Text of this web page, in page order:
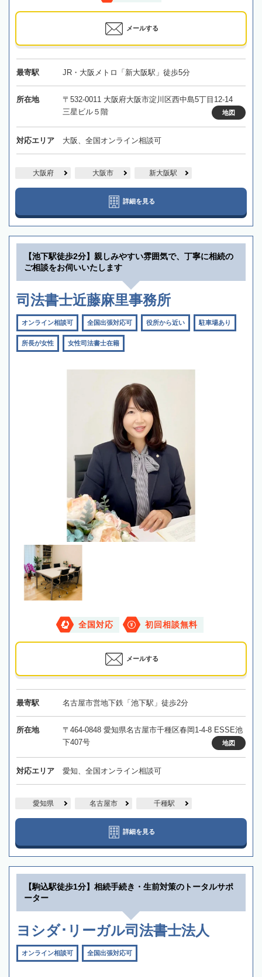
メールする
最寄駅 JR・大阪メトロ「新大阪駅」徒歩5分
所在地
〒532-0011 大阪府大阪市淀川区西中島5丁目12-14
三星ビル５階
地図
対応エリア 大阪、全国オンライン相談可
大阪府 大阪市 新大阪駅
詳細を見る
【池下駅徒歩2分】親しみやすい雰囲気で、丁寧に相続の
ご相談をお伺いいたします
司法書士近藤麻里事務所
オンライン相談可 全国出張対応可 役所から近い 駐車場あり
所長が女性 女性司法書士在籍
全国対応 初回相談無料
メールする
最寄駅 名古屋市営地下鉄「池下駅」徒歩2分
所在地
〒464-0848 愛知県名古屋市千種区春岡1-4-8 ESSE池
下407号
地図
対応エリア 愛知、全国オンライン相談可
愛知県 名古屋市 千種駅
詳細を見る
【駒込駅徒歩1分】相続手続き・生前対策のトータルサポ
ーター
ヨシダ･リーガル司法書士法人
オンライン相談可 全国出張対応可